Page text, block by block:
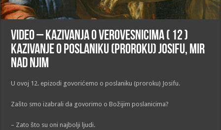
VIDEO – Kazivanja o verovesnicima ( 12 )
Kazivanje o poslaniku (proroku) Josifu, mir
nad njim
U ovoj 12. epizodi govorićemo o poslaniku (proroku) Josifu.
Zašto smo izabrali da govorimo o Božijim poslanicima?
– Zato što su oni najbolji ljudi.